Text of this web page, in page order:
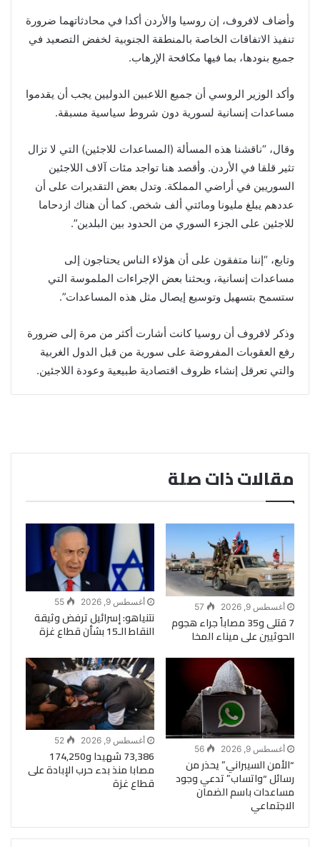
وأضاف لافروف، إن روسيا والأردن أكدا في محادثاتهما ضرورة
تنفيذ الاتفاقات الخاصة بالمنطقة الجنوبية لخفض التصعيد في
جميع بنودها، بما فيها مكافحة الإرهاب.
وأكد الوزير الروسي أن جميع اللاعبين الدوليين يجب أن يقدموا
مساعدات إنسانية لسورية دون شروط سياسية مسبقة.
وقال، “ناقشنا هذه المسألة (المساعدات للاجئين) التي لا تزال
تثير قلقا في الأردن. وأقصد هنا تواجد مئات آلاف اللاجئين
السوريين في أراضي المملكة. وتدل بعض التقديرات على أن
عددهم يبلغ مليونا ومائتي ألف شخص. كما أن هناك ازدحاما
للاجئين على الجزء السوري من الحدود بين البلدين”.
وتابع، “إننا متفقون على أن هؤلاء الناس يحتاجون إلى
مساعدات إنسانية، وبحثنا بعض الإجراءات الملموسة التي
ستسمح بتسهيل وتوسيع إيصال مثل هذه المساعدات”.
وذكر لافروف أن روسيا كانت أشارت أكثر من مرة إلى ضرورة
رفع العقوبات المفروضة على سورية من قبل الدول الغربية
والتي تعرقل إنشاء ظروف اقتصادية طبيعية وعودة اللاجئين.
مقالات ذات صلة
أغسطس 9, 2026 57
7 قتلى و35 مصاباً جراء هجوم
الحوثيين على ميناء المخا
أغسطس 9, 2026 55
نتنياهو: إسرائيل ترفض وثيقة
النقاط الـ15 بشأن قطاع غزة
أغسطس 9, 2026 56
“الأمن السيبراني” يحذر من
رسائل “واتساب” تدعي وجود
مساعدات باسم الضمان
الاجتماعي
أغسطس 9, 2026 52
73,386 شهيدا و174,250
مصابا منذ بدء حرب الإبادة على
قطاع غزة